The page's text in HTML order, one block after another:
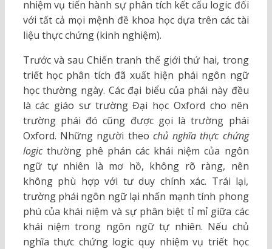
nhiệm vụ tiến hành sự phân tích kết cấu logic đối
với tất cả mọi mệnh đề khoa học dựa trên các tài
liệu thực chứng (kinh nghiệm).
Trước và sau Chiến tranh thế giới thứ hai, trong
triết học phân tích đã xuất hiện phái ngôn ngữ
học thường ngày. Các đại biểu của phái này đều
là các giáo sư trường Đại học Oxford cho nên
trường phái đó cũng được gọi là trường phái
Oxford. Những người theochủ nghĩa thực chứng
logicthường phê phán các khái niệm của ngôn
ngữ tự nhiên là mơ hồ, không rõ ràng, nên
không phù hợp với tư duy chính xác. Trái lại,
trường phái ngôn ngữ lại nhấn mạnh tính phong
phú của khái niệm và sự phân biệt tỉ mỉ giữa các
khái niệm trong ngôn ngữ tự nhiên. Nếu chủ
nghĩa thực chứng logic quy nhiệm vụ triết học